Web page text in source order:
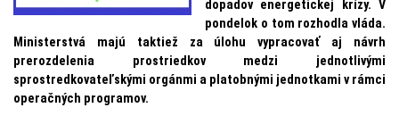
dopadov energetickej krízy. V
pondelok o tom rozhodla vláda.
Ministerstvá majú taktiež za úlohu vypracovať aj návrh
prerozdelenia prostriedkov medzi jednotlivými
sprostredkovateľskými orgánmi a platobnými jednotkami v rámci
operačných programov.